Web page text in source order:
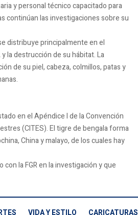
y personal técnico capacitado para
continúan las investigaciones sobre su
distribuye principalmente en el
la destrucción de su hábitat. La
de su piel, cabeza, colmillos, patas y
en el Apéndice I de la Convención
(CITES). El tigre de bengala forma
China y malayo, de los cuales hay
la FGR en la investigación y que
VIDA Y ESTILO CARICATURAS